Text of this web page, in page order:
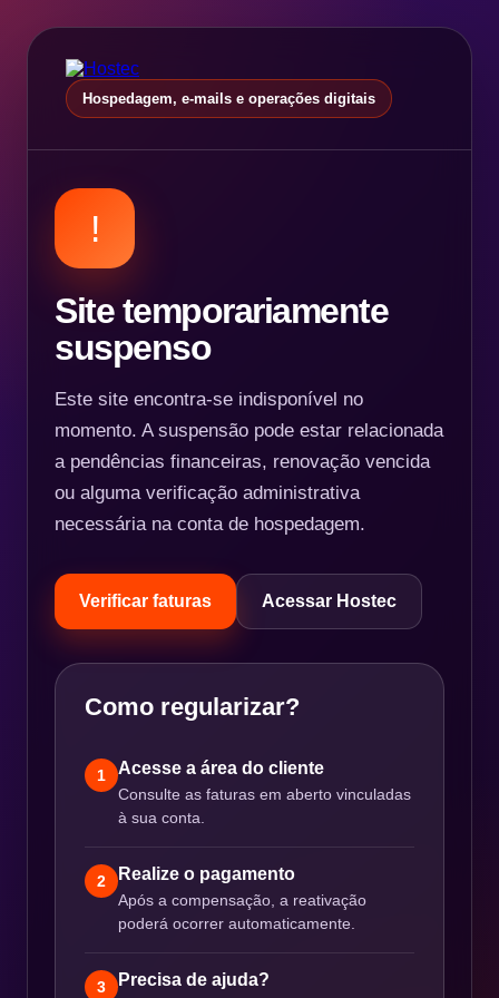
Hospedagem, e-mails e operações digitais
!
Site temporariamente
suspenso
Este site encontra-se indisponível no
momento. A suspensão pode estar relacionada
a pendências financeiras, renovação vencida
ou alguma verificação administrativa
necessária na conta de hospedagem.
Verificar faturas Acessar Hostec
Como regularizar?
1 Acesse a área do cliente
Consulte as faturas em aberto vinculadas
à sua conta.
2 Realize o pagamento
Após a compensação, a reativação
poderá ocorrer automaticamente.
3 Precisa de ajuda?